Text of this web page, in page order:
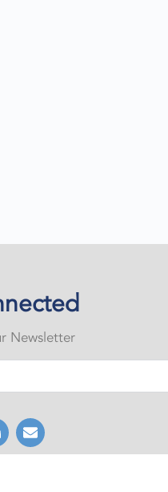
Newsletter